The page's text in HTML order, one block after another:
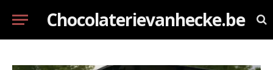
Chocolaterievanhecke.be